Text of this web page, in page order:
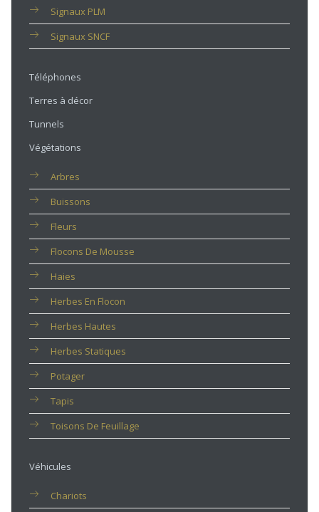
Signaux PLM
Signaux SNCF
Téléphones
Terres à décor
Tunnels
Végétations
Arbres
Buissons
Fleurs
Flocons De Mousse
Haies
Herbes En Flocon
Herbes Hautes
Herbes Statiques
Potager
Tapis
Toisons De Feuillage
Véhicules
Chariots